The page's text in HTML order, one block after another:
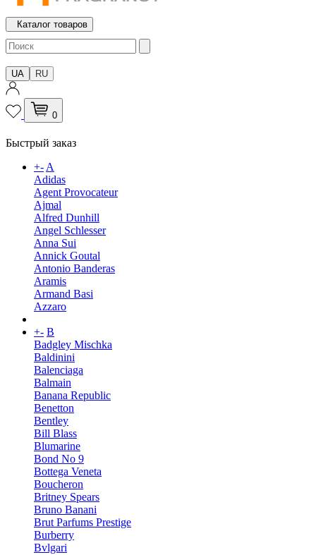
Каталог товаров
UA RU
0
Быстрый заказ
+-A
Adidas
Agent Provocateur
Ajmal
Alfred Dunhill
Angel Schlesser
Anna Sui
Annick Goutal
Antonio Banderas
Aramis
Armand Basi
Azzaro
+- B
Badgley Mischka
Baldinini
Balenciaga
Balmain
Banana Republic
Benetton
Bentley
Bill Blass
Blumarine
Bond No 9
Bottega Veneta
Boucheron
Britney Spears
Bruno Banani
Brut Parfums Prestige
Burberry
Bvlgari